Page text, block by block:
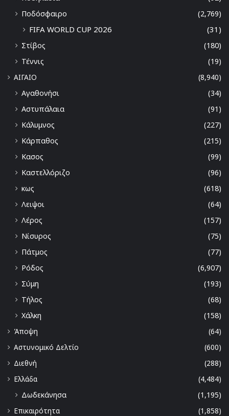
Ποδόσφαιρο
(2,769)
FIFA WORLD CUP 2026 (31)
Στίβος
(180)
Τέννις
(19)
ΑΙΓΑΙΟ
(8,940)
Αγαθονήσι
(34)
Αστυπάλαια
(91)
Κάλυμνος
(227)
Κάρπαθος
(215)
Κασος
(99)
Καστελλόριζο
(96)
κως
(618)
Λειψοι
(64)
Λέρος
(157)
Νίσυρος
(75)
Πάτμος
(77)
Ρόδος
(6,907)
Σύμη
(193)
Τήλος
(68)
Χάλκη
(158)
Άποψη
(64)
Αστυνομικό Δελτίο
(600)
Διεθνή
(288)
Ελλάδα
(4,484)
Δωδεκάνησα
(1,195)
Επικαιρότητα
(1,858)